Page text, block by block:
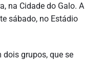
na Cidade do Galo. A
sábado, no Estádio
grupos, que se